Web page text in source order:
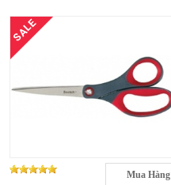
SALE
Mua Hàng